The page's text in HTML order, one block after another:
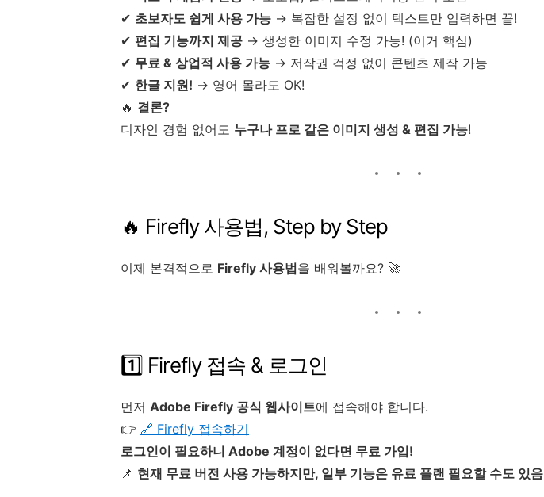
✔ 초보자도 쉽게 사용 가능 → 복잡한 설정 없이 텍스트만 입력하면 끝!
✔ 편집 기능까지 제공 → 생성한 이미지 수정 가능! (이거 핵심)
✔ 무료 & 상업적 사용 가능 → 저작권 걱정 없이 콘텐츠 제작 가능
✔ 한글 지원! → 영어 몰라도 OK!
🔥 결론?
디자인 경험 없어도 누구나 프로 같은 이미지 생성 & 편집 가능!
🔥 Firefly 사용법, Step by Step
이제 본격적으로 Firefly 사용법을 배워볼까요? 🚀
1️⃣ Firefly 접속 & 로그인
먼저 Adobe Firefly 공식 웹사이트에 접속해야 합니다.
👉 🔗 Firefly 접속하기
로그인이 필요하니 Adobe 계정이 없다면 무료 가입!
📌 현재 무료 버전 사용 가능하지만, 일부 기능은 유료 플랜 필요할 수도 있음